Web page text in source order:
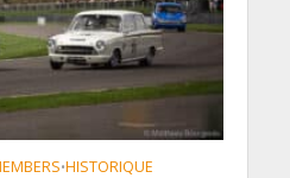
•HISTORIQUE